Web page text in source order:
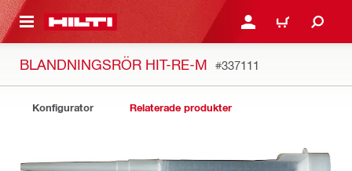
GÅ TILL HUVUDSIDAN LOGGA IN ELLER
VARUKORG
BLANDNINGSRÖR HIT-RE-M #337111
Konfigurator Relaterade produkter